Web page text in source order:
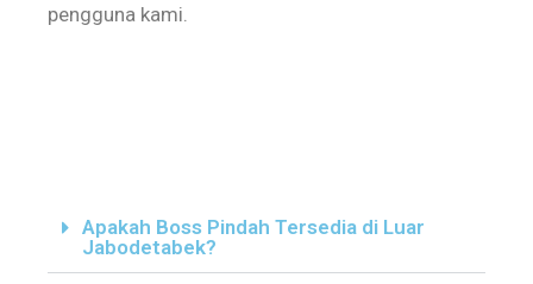
pengguna kami.
Apakah Boss Pindah Tersedia di Luar
Jabodetabek?